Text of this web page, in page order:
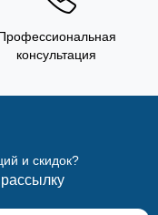
консультация
и скидок?